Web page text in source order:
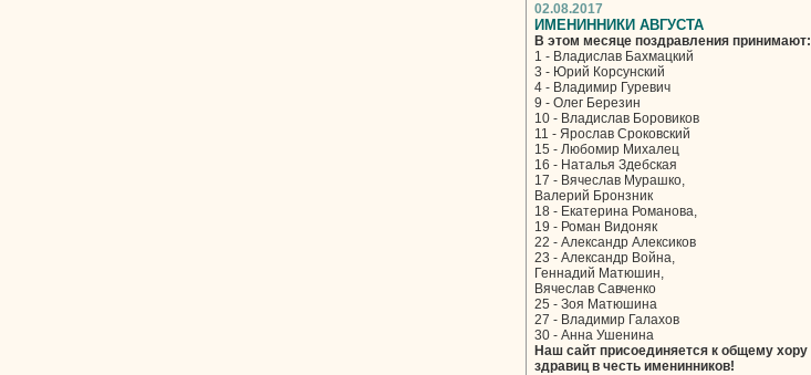
02.08.2017
ИМЕНИННИКИ АВГУСТА
В этом месяце поздравления принимают:
1 - Владислав Бахмацкий
3 - Юрий Корсунский
4 - Владимир Гуревич
9 - Олег Березин
10 - Владислав Боровиков
11 - Ярослав Сроковский
15 - Любомир Михалец
16 - Наталья Здебская
17 - Вячеслав Мурашко,
Валерий Бронзник
18 - Екатерина Романова,
19 - Роман Видоняк
22 - Александр Алексиков
23 - Александр Война,
Геннадий Матюшин,
Вячеслав Савченко
25 - Зоя Матюшина
27 - Владимир Галахов
30 - Анна Ушенина
Наш сайт присоединяется к общему хору
здравиц в честь именинников!